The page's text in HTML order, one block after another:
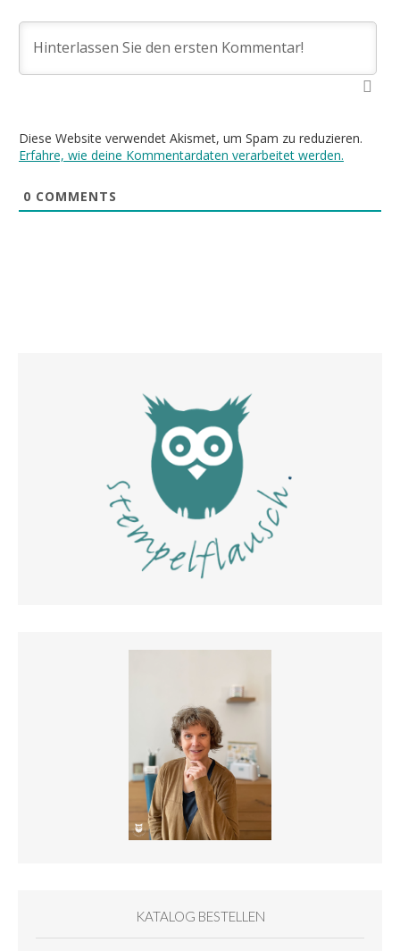
Diese Website verwendet Akismet, um Spam zu reduzieren.
Erfahre, wie deine Kommentardaten verarbeitet werden.
0 COMMENTS
KATALOG BESTELLEN